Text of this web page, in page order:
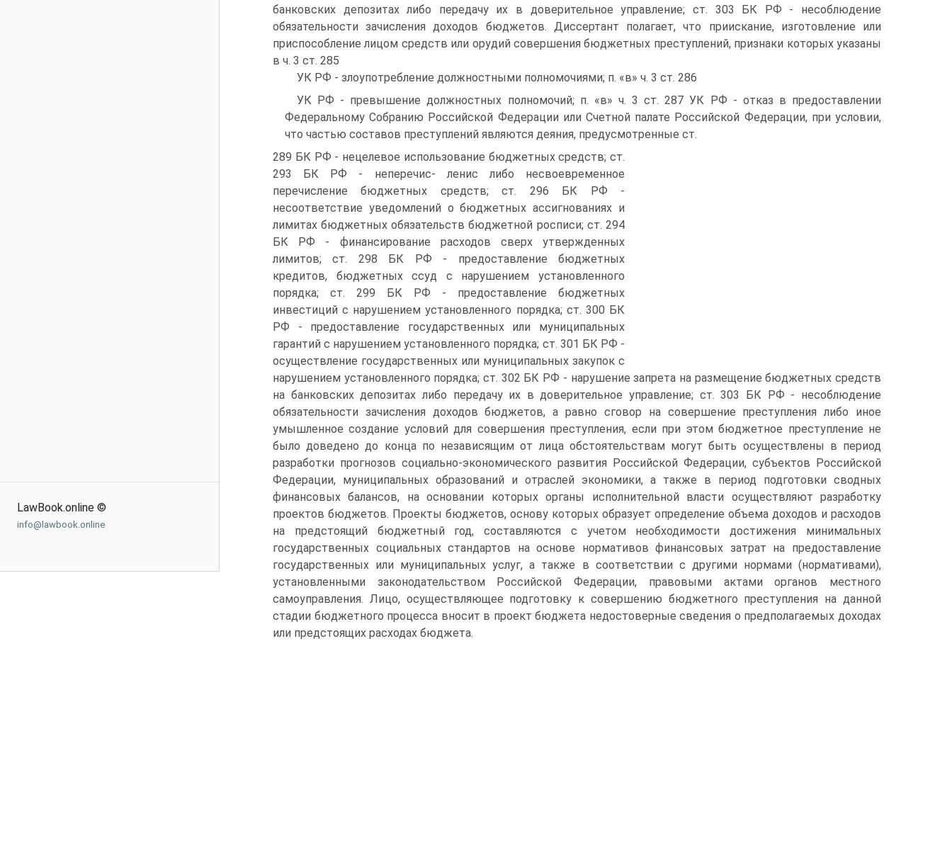
LawBook.online ©
info@lawbook.online
банковских депозитах либо передачу их в доверительное управление; ст. 303 БК РФ - несоблюдение
обязательности зачисления доходов бюджетов. Диссертант полагает, что приискание, изготовление или
приспособление лицом средств или орудий совершения бюджетных преступлений, признаки которых указаны
в ч. 3 ст. 285
УК РФ - злоупотребление должностными полномочиями; п. «в» ч. 3 ст. 286
УК РФ - превышение должностных полномочий; п. «в» ч. 3 ст. 287 УК РФ - отказ в предоставлении
Федеральному Собранию Российской Федерации или Счетной палате Российской Федерации, при условии,
что частью составов преступлений являются деяния, предусмотренные ст.
289 БК РФ - нецелевое использование бюджетных средств; ст.
293 БК РФ - неперечис- ленис либо несвоевременное
перечисление бюджетных средств; ст. 296 БК РФ -
несоответствие уведомлений о бюджетных ассигнованиях и
лимитах бюджетных обязательств бюджетной росписи; ст. 294
БК РФ - финансирование расходов сверх утвержденных
лимитов; ст. 298 БК РФ - предоставление бюджетных
кредитов, бюджетных ссуд с нарушением установленного
порядка; ст. 299 БК РФ - предоставление бюджетных
инвестиций с нарушением установленного порядка; ст. 300 БК
РФ - предоставление государственных или муниципальных
гарантий с нарушением установленного порядка; ст. 301 БК РФ -
осуществление государственных или муниципальных закупок с
нарушением установленного порядка; ст. 302 БК РФ - нарушение запрета на размещение бюджетных средств
на банковских депозитах либо передачу их в доверительное управление; ст. 303 БК РФ - несоблюдение
обязательности зачисления доходов бюджетов, а равно сговор на совершение преступления либо иное
умышленное создание условий для совершения преступления, если при этом бюджетное преступление не
было доведено до конца по независящим от лица обстоятельствам могут быть осуществлены в период
разработки прогнозов социально-экономического развития Российской Федерации, субъектов Российской
Федерации, муниципальных образований и отраслей экономики, а также в период подготовки сводных
финансовых балансов, на основании которых органы исполнительной власти осуществляют разработку
проектов бюджетов. Проекты бюджетов, основу которых образует определение объема доходов и расходов
на предстоящий бюджетный год, составляются с учетом необходимости достижения минимальных
государственных социальных стандартов на основе нормативов финансовых затрат на предоставление
государственных или муниципальных услуг, а также в соответствии с другими нормами (нормативами),
установленными законодательством Российской Федерации, правовыми актами органов местного
самоуправления. Лицо, осуществляющее подготовку к совершению бюджетного преступления на данной
стадии бюджетного процесса вносит в проект бюджета недостоверные сведения о предполагаемых доходах
или предстоящих расходах бюджета.